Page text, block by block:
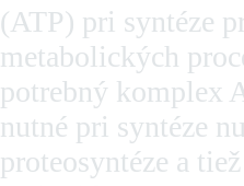
(ATP) pri syntéze
metabolických
potrebný komplex
nutné pri syntéze
proteosyntéze a